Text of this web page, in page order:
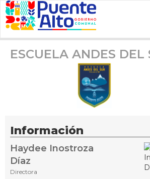
ESCUELA ANDES DEL
Información
Haydee Inostroza
Díaz
Directora